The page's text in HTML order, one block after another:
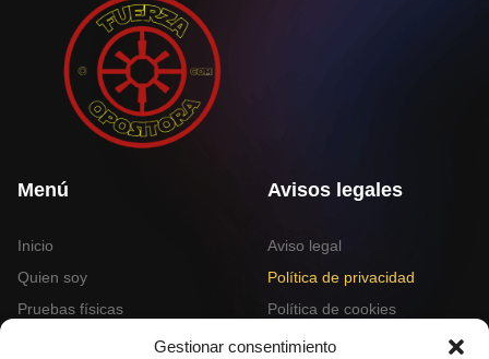
Gestionar consentimiento
Menú
Inicio
Quien soy
Pruebas físicas
Avisos legales
Aviso legal
Política de privacidad
Política de cookies